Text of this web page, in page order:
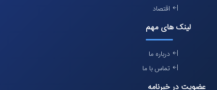
اقتصاد
لینک های مهم
درباره ما
تماس با ما
عضویت در خبرنامه